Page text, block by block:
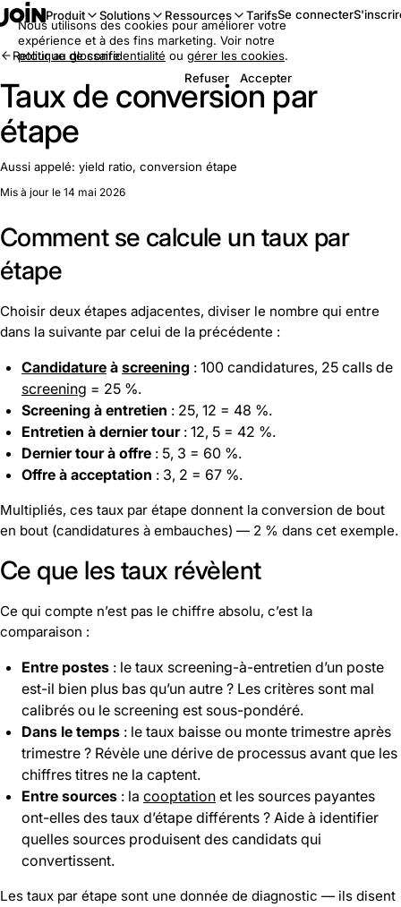
Produit Solutions Ressources TarifsSe connecter
Retour au glossaire
Taux de conversion par
étape
Aussi appelé: yield ratio, conversion étape
Mis à jour le 14 mai 2026
Comment se calcule un taux par
étape
Choisir deux étapes adjacentes, diviser le nombre qui entre
dans la suivante par celui de la précédente :
Candidature à screening : 100 candidatures, 25 calls de
screening = 25 %.
Screening à entretien : 25, 12 = 48 %.
Entretien à dernier tour: 12, 5 = 42 %.
Dernier tour à offre : 5, 3 = 60 %.
Offre à acceptation : 3, 2 = 67 %.
Multipliés, ces taux par étape donnent la conversion de bout
en bout (candidatures à embauches) — 2 % dans cet exemple.
Ce que les taux révèlent
Ce qui compte n’est pas le chiffre absolu, c’est la
comparaison :
Entre postes : le taux screening-à-entretien d’un poste
est-il bien plus bas qu’un autre ? Les critères sont mal
calibrés ou le screening est sous-pondéré.
Dans le temps : le taux baisse ou monte trimestre après
trimestre ? Révèle une dérive de processus avant que les
chiffres titres ne la captent.
Entre sources : la cooptation et les sources payantes
ont-elles des taux d’étape différents ? Aide à identifier
quelles sources produisent des candidats qui
convertissent.
Les taux par étape sont une donnée de diagnostic — ils disent
Nous utilisons des cookies pour améliorer votre
expérience et à des fins marketing. Voir notre
politique de confidentialité ou gérer les cookies.
Refuser
Accepter